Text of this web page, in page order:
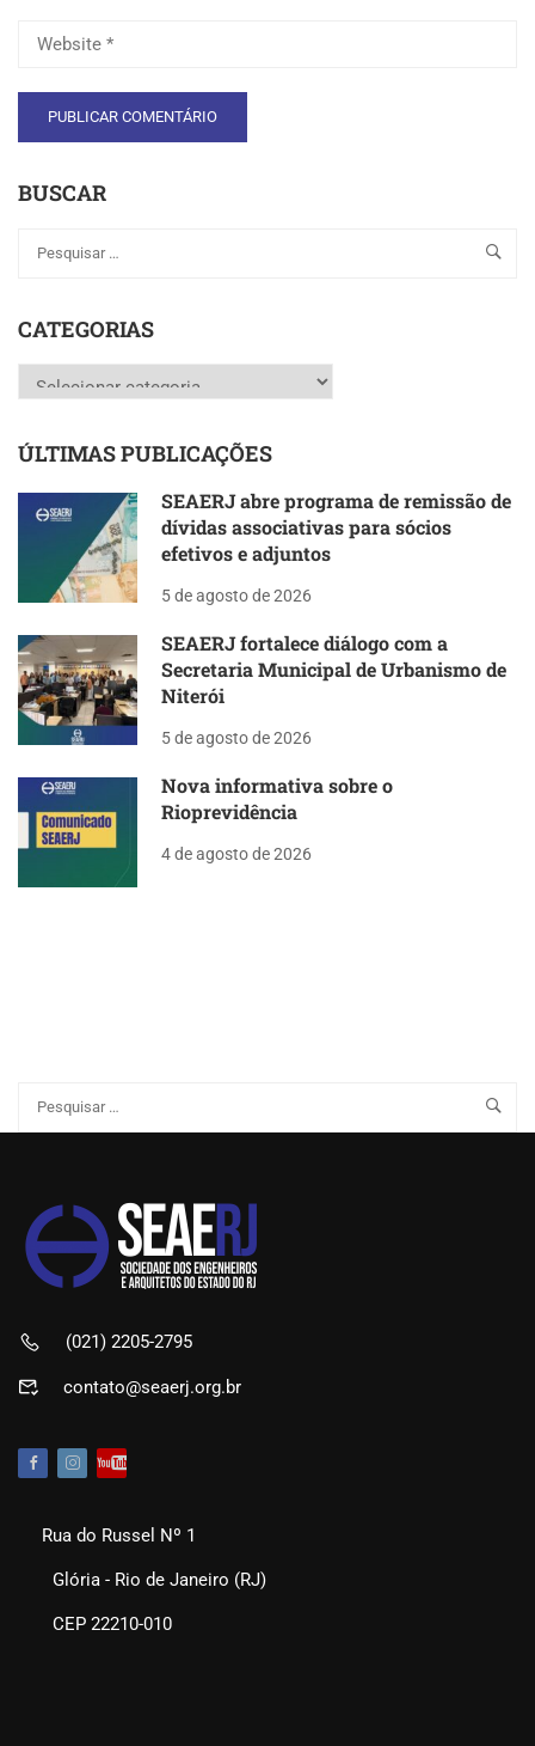
BUSCAR
CATEGORIAS
Categorias
ÚLTIMAS PUBLICAÇÕES
SEAERJ abre programa de remissão de
dívidas associativas para sócios
efetivos e adjuntos
5 de agosto de 2026
SEAERJ fortalece diálogo com a
Secretaria Municipal de Urbanismo de
Niterói
5 de agosto de 2026
Nova informativa sobre o
Rioprevidência
4 de agosto de 2026
(021) 2205-2795
contato@seaerj.org.br
Rua do Russel Nº 1
Glória - Rio de Janeiro (RJ)
CEP 22210-010